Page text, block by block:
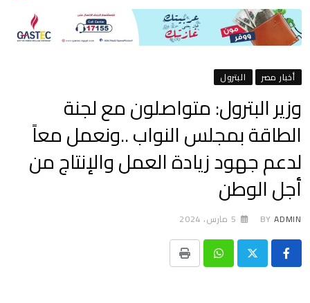
أخبار مصر البترول
وزير البترول: متواصلون مع لجنة
الطاقة بمجلس النواب ..ونعمل معاً
لدعم جهود زيادة العمل والإنتاج من
أجل الوطن
BY ADMIN 5 مارس، 2024
Whatsapp
Print